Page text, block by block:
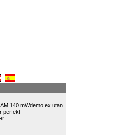
140 mWdemo ex utan
perfekt